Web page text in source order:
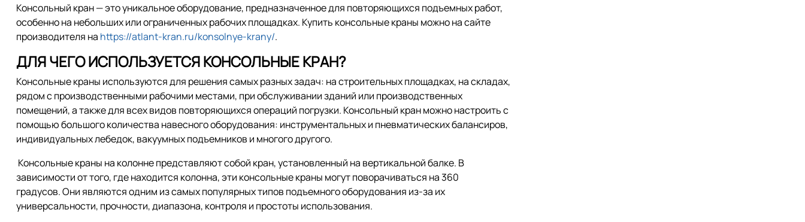
Консольный кран — это уникальное оборудование, предназначенное для повторяющихся подъемных работ,
особенно на небольших или ограниченных рабочих площадках. Купить консольные краны можно на сайте
производителя на https://atlant-kran.ru/konsolnye-krany/.
ДЛЯ ЧЕГО ИСПОЛЬЗУЕТСЯ КОНСОЛЬНЫЕ КРАН?
Консольные краны используются для решения самых разных задач: на строительных площадках, на складах,
рядом с производственными рабочими местами, при обслуживании зданий или производственных
помещений, а также для всех видов повторяющихся операций погрузки. Консольный кран можно настроить с
помощью большого количества навесного оборудования: инструментальных и пневматических балансиров,
индивидуальных лебедок, вакуумных подъемников и многого другого.
Консольные краны на колонне представляют собой кран, установленный на вертикальной балке. В
зависимости от того, где находится колонна, эти консольные краны могут поворачиваться на 360
градусов. Они являются одним из самых популярных типов подъемного оборудования из-за их
универсальности, прочности, диапазона, контроля и простоты использования.